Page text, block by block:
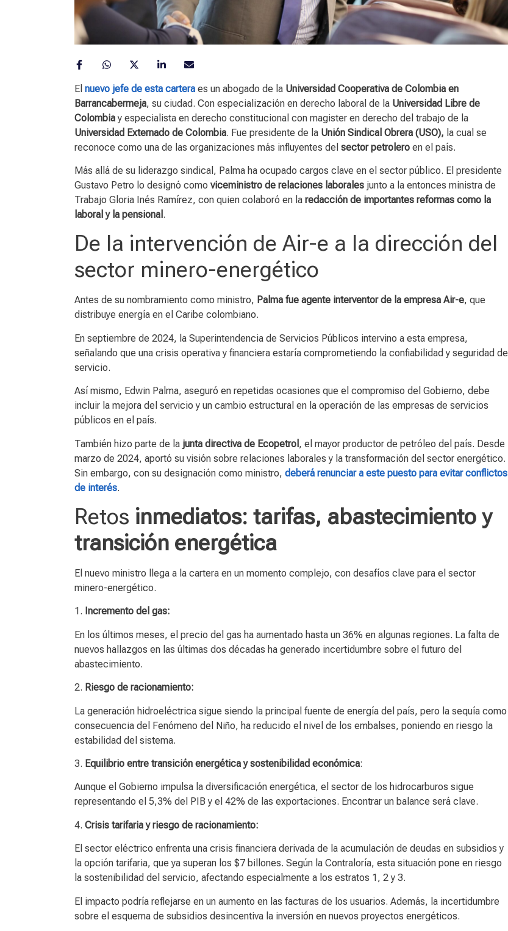
El nuevo jefe de esta cartera es un abogado de la Universidad Cooperativa de Colombia en
Barrancabermeja, su ciudad. Con especialización en derecho laboral de la Universidad Libre de
Colombiay especialista en derecho constitucional con magister en derecho del trabajo de la
Universidad Externado de Colombia. Fue presidente de la Unión Sindical Obrera (USO), la cual se
reconoce como una de las organizaciones más influyentes del sector petrolero en el país.
Más allá de su liderazgo sindical, Palma ha ocupado cargos clave en el sector público. El presidente
Gustavo Petro lo designó como viceministro de relaciones laborales junto a la entonces ministra de
Trabajo Gloria Inés Ramírez, con quien colaboró en la redacción de importantes reformas como la
laboral y la pensional .
De la intervención de Air-e a la dirección del
sector minero-energético
Antes de su nombramiento como ministro, Palma fue agente interventor de la empresa Air-e, que
distribuye energía en el Caribe colombiano.
En septiembre de 2024, la Superintendencia de Servicios Públicos intervino a esta empresa,
señalando que una crisis operativa y financiera estaría comprometiendo la confiabilidad y seguridad del
servicio.
Así mismo, Edwin Palma, aseguró en repetidas ocasiones que el compromiso del Gobierno, debe
incluir la mejora del servicio y un cambio estructural en la operación de las empresas de servicios
públicos en el país.
También hizo parte de la junta directiva de Ecopetrol , el mayor productor de petróleo del país. Desde
marzo de 2024, aportó su visión sobre relaciones laborales y la transformación del sector energético.
Sin embargo, con su designación como ministro, deberá renunciar a este puesto para evitar conflictos
de interés.
Retos inmediatos: tarifas, abastecimiento y
transición energética
El nuevo ministro llega a la cartera en un momento complejo, con desafíos clave para el sector
minero-energético.
1. Incremento del gas:
En los últimos meses, el precio del gas ha aumentado hasta un 36% en algunas regiones. La falta de
nuevos hallazgos en las últimas dos décadas ha generado incertidumbre sobre el futuro del
abastecimiento.
2. Riesgo de racionamiento:
La generación hidroeléctrica sigue siendo la principal fuente de energía del país, pero la sequía como
consecuencia del Fenómeno del Niño, ha reducido el nivel de los embalses, poniendo en riesgo la
estabilidad del sistema.
3. Equilibrio entre transición energética y sostenibilidad económica:
Aunque el Gobierno impulsa la diversificación energética, el sector de los hidrocarburos sigue
representando el 5,3% del PIB y el 42% de las exportaciones. Encontrar un balance será clave.
4. Crisis tarifaria y riesgo de racionamiento:
El sector eléctrico enfrenta una crisis financiera derivada de la acumulación de deudas en subsidios y
la opción tarifaria, que ya superan los $7 billones. Según la Contraloría, esta situación pone en riesgo
la sostenibilidad del servicio, afectando especialmente a los estratos 1, 2 y 3.
El impacto podría reflejarse en un aumento en las facturas de los usuarios. Además, la incertidumbre
sobre el esquema de subsidios desincentiva la inversión en nuevos proyectos energéticos.